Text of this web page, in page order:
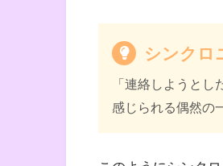
シンクロ
「連絡しようと
感じられる偶然の